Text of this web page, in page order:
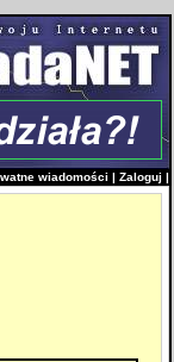
wiadomości | Zaloguj |